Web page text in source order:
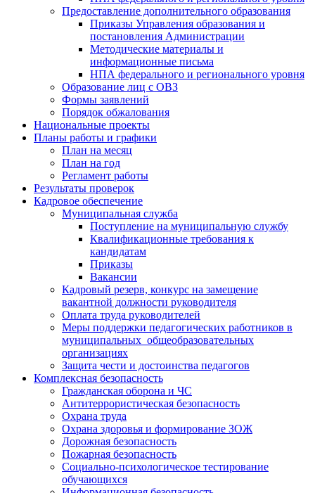
Предоставление дополнительного образования
Приказы Управления образования и
постановления Администрации
Методические материалы и
информационные письма
НПА федерального и регионального уровня
Образование лиц с ОВЗ
Формы заявлений
Порядок обжалования
Национальные проекты
Планы работы и графики
План на месяц
План на год
Регламент работы
Результаты проверок
Кадровое обеспечение
Муниципальная служба
Поступление на муниципальную службу
Квалификационные требования к
кандидатам
Приказы
Вакансии
Кадровый резерв, конкурс на замещение
вакантной должности руководителя
Оплата труда руководителей
Меры поддержки педагогических работников в
муниципальных общеобразовательных
организациях
Защита чести и достоинства педагогов
Комплексная безопасность
Гражданская оборона и ЧС
Антитеррористическая безопасность
Охрана труда
Охрана здоровья и формирование ЗОЖ
Дорожная безопасность
Пожарная безопасность
Социально-психологическое тестирование
обучающихся